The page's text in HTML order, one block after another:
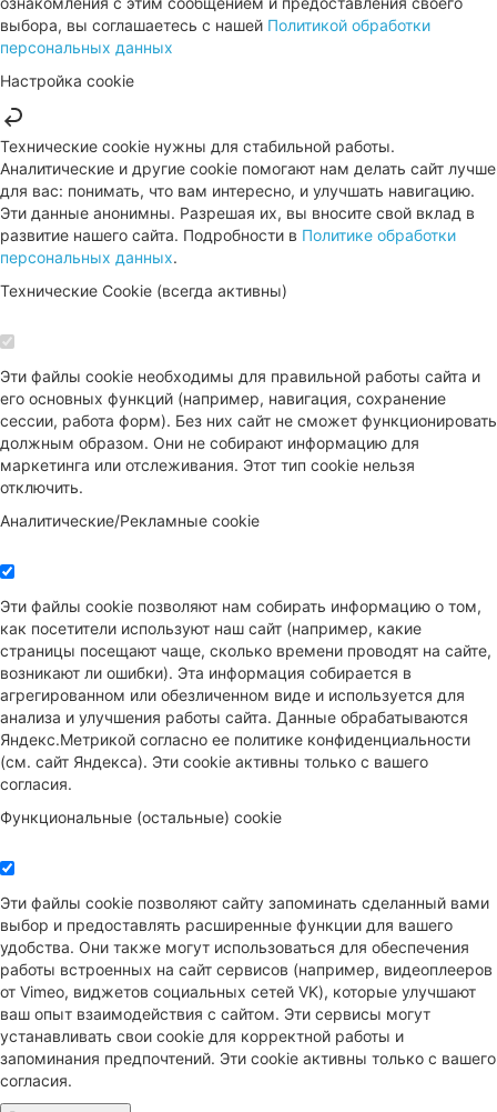
выбора, вы соглашаетесь с нашей Политикой обработки
персональных данных
Настройка cookie
Технические cookie нужны для стабильной работы.
Аналитические и другие cookie помогают нам делать сайт лучше
для вас: понимать, что вам интересно, и улучшать навигацию.
Эти данные анонимны. Разрешая их, вы вносите свой вклад в
развитие нашего сайта. Подробности в Политике обработки
персональных данных.
Технические Cookie (всегда активны)
Эти файлы cookie необходимы для правильной работы сайта и
его основных функций (например, навигация, сохранение
сессии, работа форм). Без них сайт не сможет функционировать
должным образом. Они не собирают информацию для
маркетинга или отслеживания. Этот тип cookie нельзя
отключить.
Аналитические/Рекламные cookie
Эти файлы cookie позволяют нам собирать информацию о том,
как посетители используют наш сайт (например, какие
страницы посещают чаще, сколько времени проводят на сайте,
возникают ли ошибки). Эта информация собирается в
агрегированном или обезличенном виде и используется для
анализа и улучшения работы сайта. Данные обрабатываются
Яндекс.Метрикой согласно ее политике конфиденциальности
(см. сайт Яндекса). Эти cookie активны только с вашего
согласия.
Функциональные (остальные) cookie
Эти файлы cookie позволяют сайту запоминать сделанный вами
выбор и предоставлять расширенные функции для вашего
удобства. Они также могут использоваться для обеспечения
работы встроенных на сайт сервисов (например, видеоплееров
от Vimeo, виджетов социальных сетей VK), которые улучшают
ваш опыт взаимодействия с сайтом. Эти сервисы могут
устанавливать свои cookie для корректной работы и
запоминания предпочтений. Эти cookie активны только с вашего
согласия.